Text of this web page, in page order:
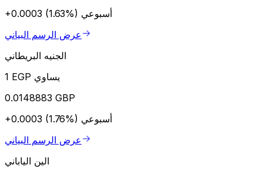
+0.0003 (1.63%) أسبوعي
عرض الرسم البياني
الجنيه البريطاني
1 EGP يساوي
0.0148883 GBP
+0.0003 (1.76%) أسبوعي
عرض الرسم البياني
الين الياباني